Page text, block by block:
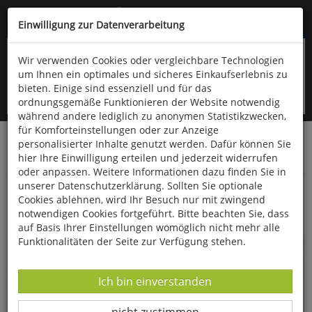
Kompletten Head der Seite überspringen
oder (06766) 9323-960
Startseite Bücher Downloads
Zeitschriften
Fossilien
Suebibelus pressulus - der kleinste Belemnit
der Welt?
Einwilligung zur Datenverarbeitung
Wir verwenden Cookies oder vergleichbare Technologien
um Ihnen ein optimales und sicheres Einkaufserlebnis zu
bieten. Einige sind essenziell und für das
ordnungsgemäße Funktionieren der Website notwendig
während andere lediglich zu anonymen Statistikzwecken,
für Komforteinstellungen oder zur Anzeige
personalisierter Inhalte genutzt werden. Dafür können Sie
hier Ihre Einwilligung erteilen und jederzeit widerrufen
oder anpassen. Weitere Informationen dazu finden Sie in
unserer Datenschutzerklärung. Sollten Sie optionale
Cookies ablehnen, wird Ihr Besuch nur mit zwingend
notwendigen Cookies fortgeführt. Bitte beachten Sie, dass
auf Basis Ihrer Einstellungen womöglich nicht mehr alle
Funktionalitäten der Seite zur Verfügung stehen.
Datenverarbeitung -
Ich bin einverstanden